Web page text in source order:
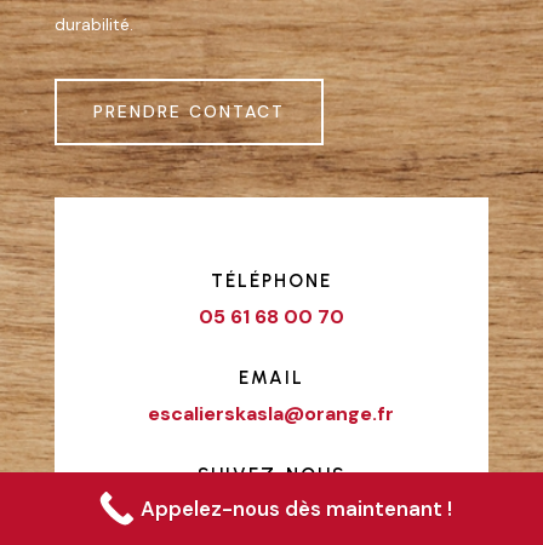
durabilité.
PRENDRE CONTACT
TÉLÉPHONE
05 61 68 00 70
EMAIL
escalierskasla@orange.fr
SUIVEZ-NOUS
Appelez-nous dès maintenant !